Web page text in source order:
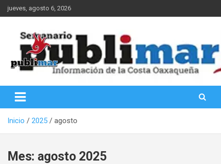
Saltar
al
jueves, agosto 6, 2026
PubliMar
Inicio 2025 agosto
Mes: agosto 2025